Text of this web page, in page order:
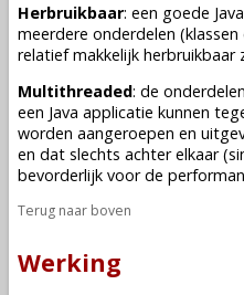
Herbruikbaar: een goede
meerdere onderdelen
relatief makkelijk herbruikbaar
Multithreaded: de
een Java applicatie kunnen
worden aangeroepen en
en dat slechts achter elkaar
bevorderlijk voor de
Terug naar boven
Werking